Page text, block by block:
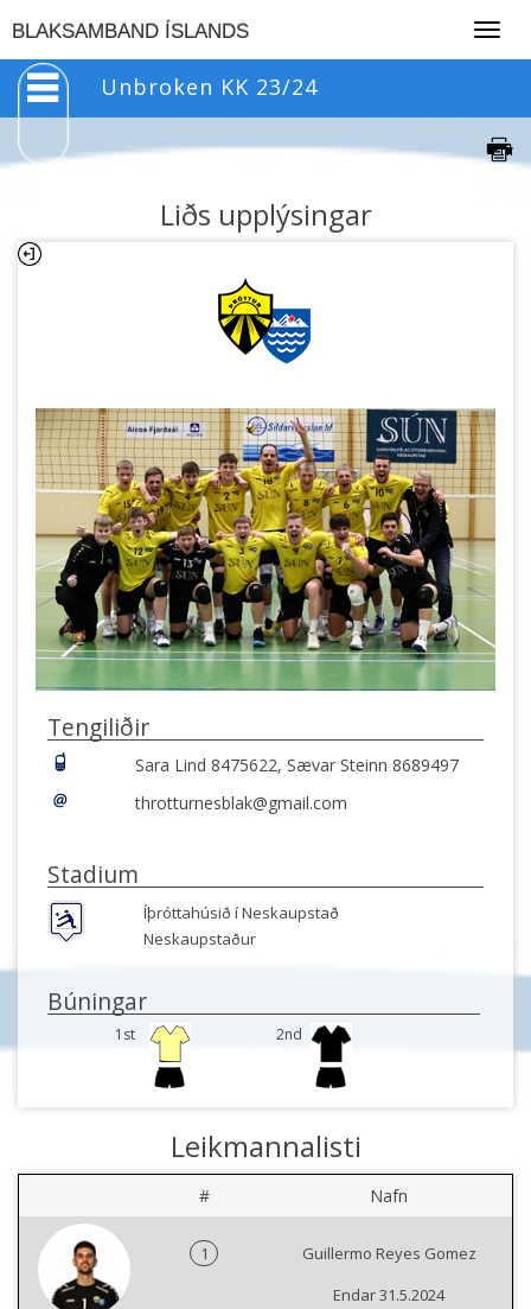
BLAKSAMBAND ÍSLANDS
Unbroken KK 23/24
Liðs upplýsingar
Tengiliðir
Sara Lind 8475622, Sævar Steinn 8689497
throtturnesblak@gmail.com
Stadium
Íþróttahúsið í Neskaupstað
Neskaupstaður
Búningar
1st 2nd
Leikmannalisti
# Nafn
1
Guillermo Reyes Gomez
Endar 31.5.2024